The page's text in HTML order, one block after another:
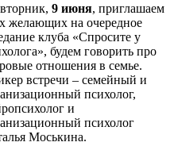
9 июня, приглашаем
желающих на очередное
клуба «Спросите у
будем говорить про
отношения в семье.
встречи – семейный и
психолог,
и
психолог
Моськина.